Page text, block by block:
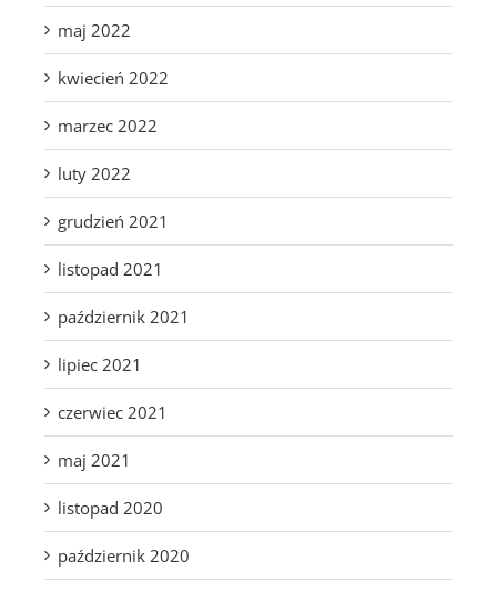
maj 2022
kwiecień 2022
marzec 2022
luty 2022
grudzień 2021
listopad 2021
październik 2021
lipiec 2021
czerwiec 2021
maj 2021
listopad 2020
październik 2020